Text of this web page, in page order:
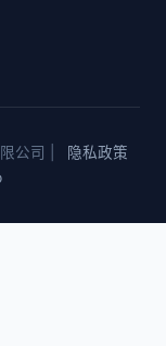
公司 |
隐私政策